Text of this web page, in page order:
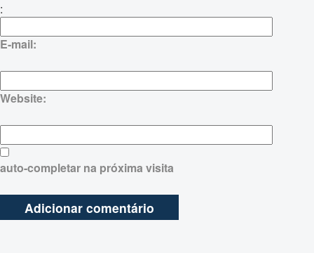
:
E-mail:
Website:
auto-completar na próxima visita